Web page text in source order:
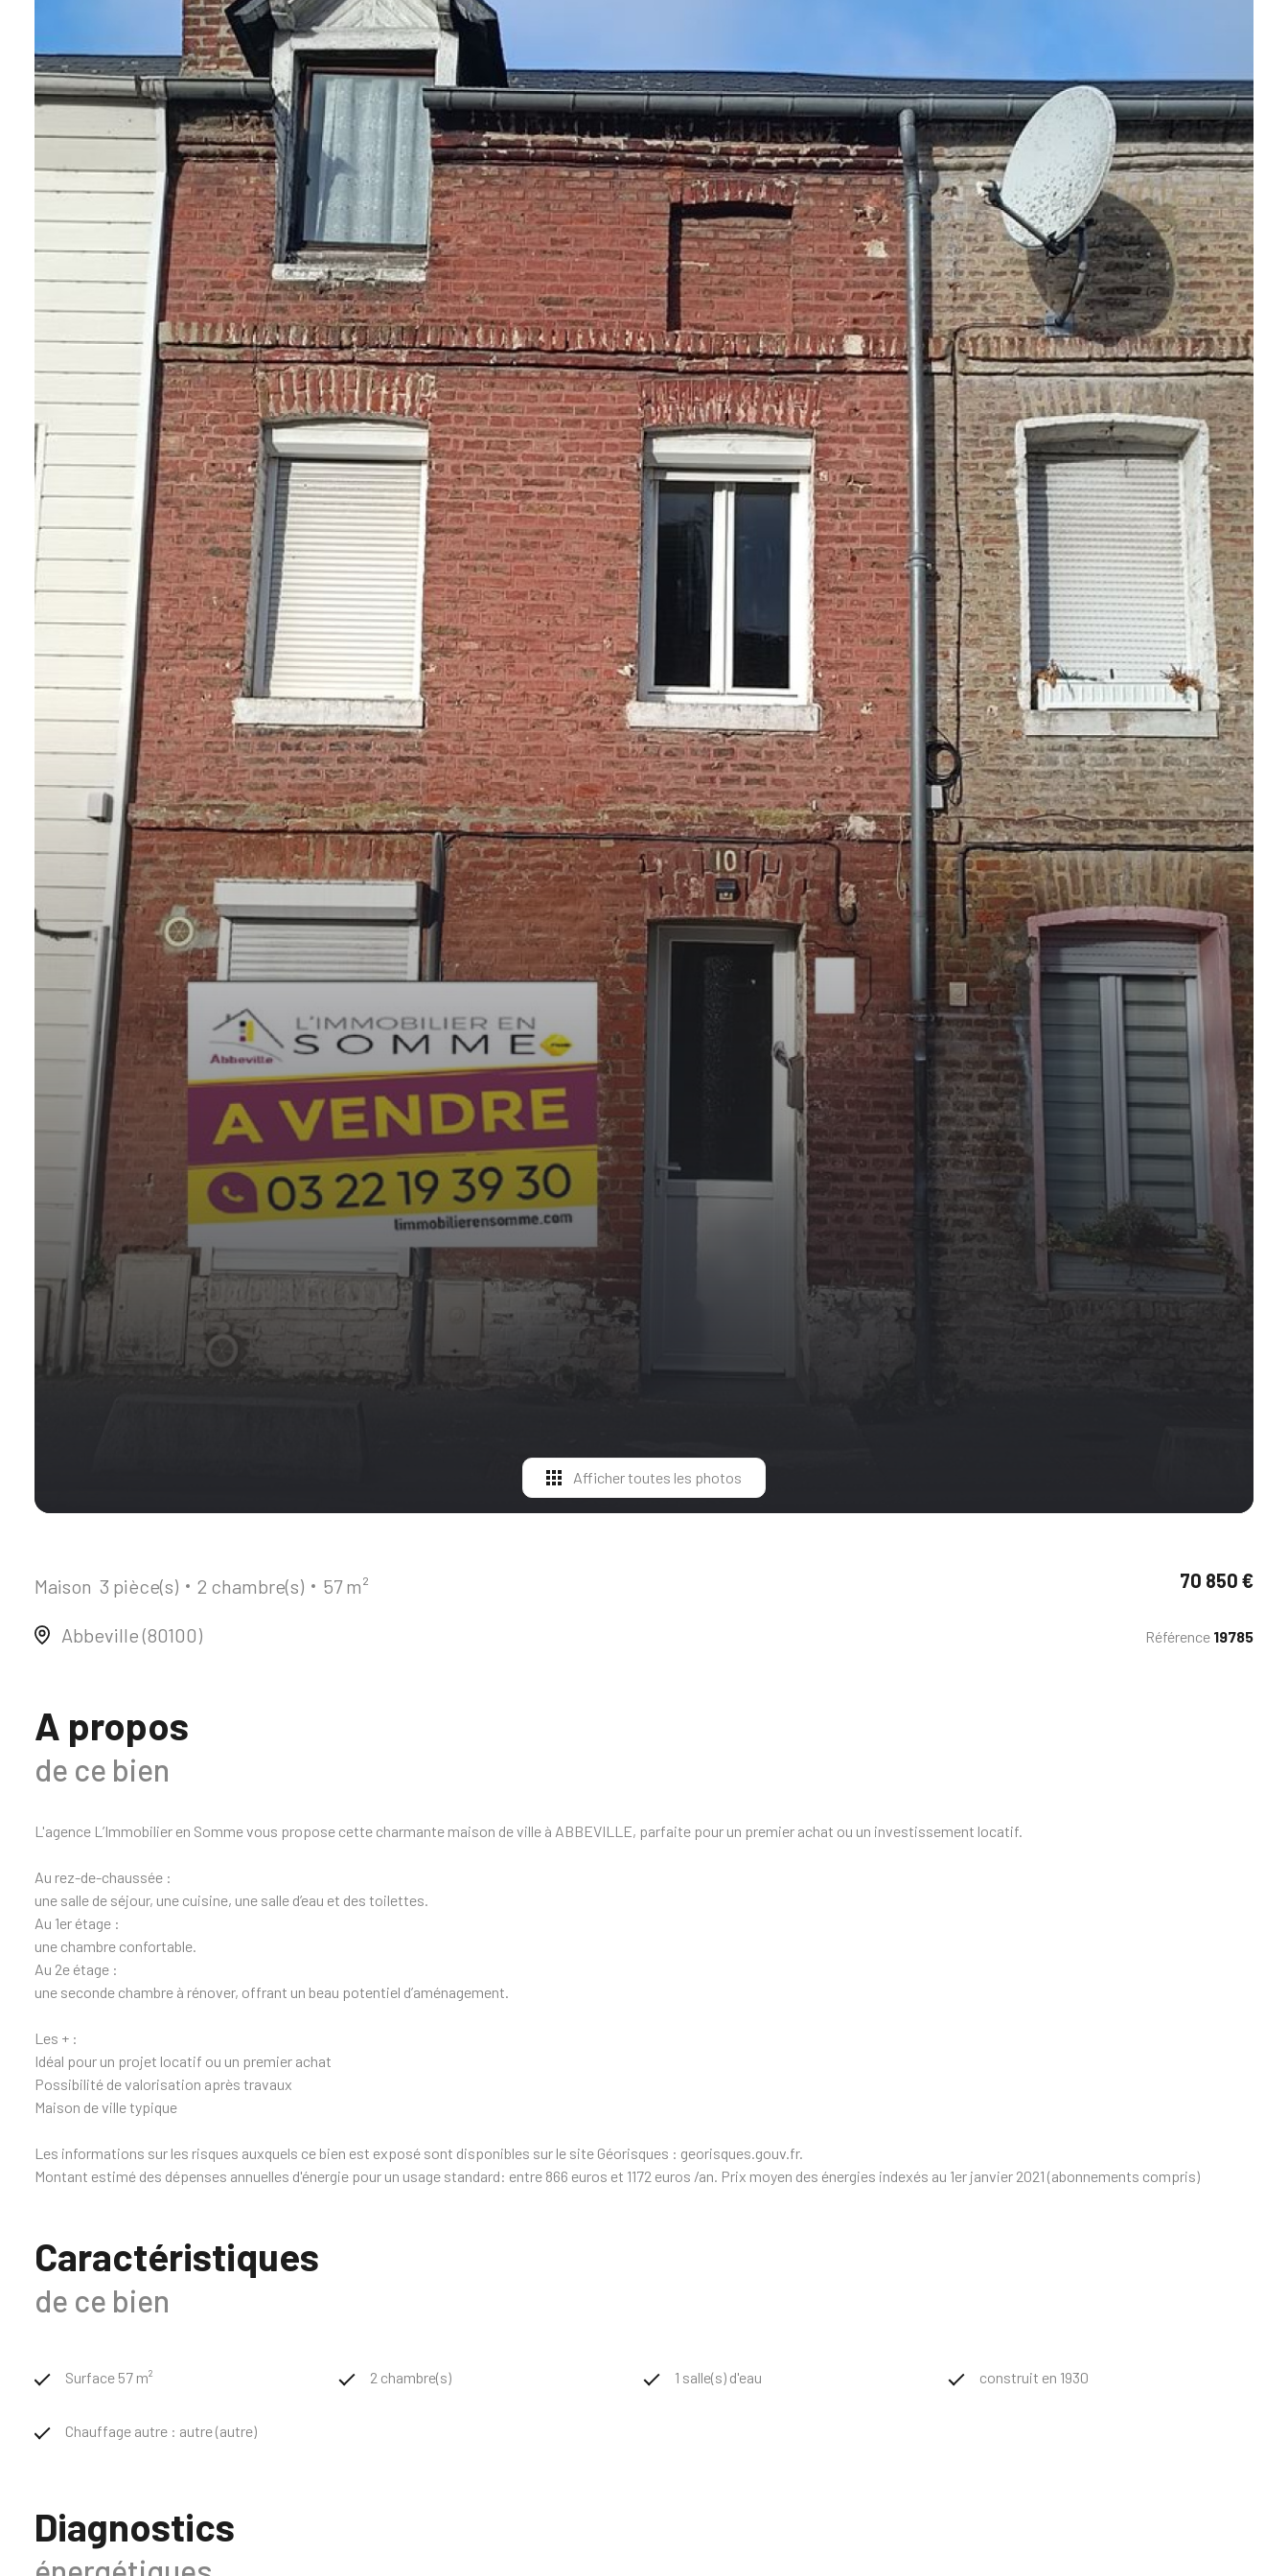
CONTACT
Afficher toutes les photos
Maison 3 pièce(s) 2 chambre(s) 57 m²
Abbeville (80100)
70 850 €
Référence 19785
A propos
de ce bien
L'agence L’Immobilier en Somme vous propose cette charmante maison de ville à ABBEVILLE, parfaite pour un premier achat ou un investissement locatif.
Au rez-de-chaussée :
une salle de séjour, une cuisine, une salle d’eau et des toilettes.
Au 1er étage :
une chambre confortable.
Au 2e étage :
une seconde chambre à rénover, offrant un beau potentiel d’aménagement.
Les + :
Idéal pour un projet locatif ou un premier achat
Possibilité de valorisation après travaux
Maison de ville typique
Les informations sur les risques auxquels ce bien est exposé sont disponibles sur le site Géorisques : georisques.gouv.fr.
Montant estimé des dépenses annuelles d'énergie pour un usage standard: entre 866 euros et 1172 euros /an. Prix moyen des énergies indexés au 1er janvier 2021 (abonnements compris)
Caractéristiques
de ce bien
Surface 57 m² 2 chambre(s) 1 salle(s) d'eau construit en 1930
Chauffage autre : autre (autre)
Diagnostics